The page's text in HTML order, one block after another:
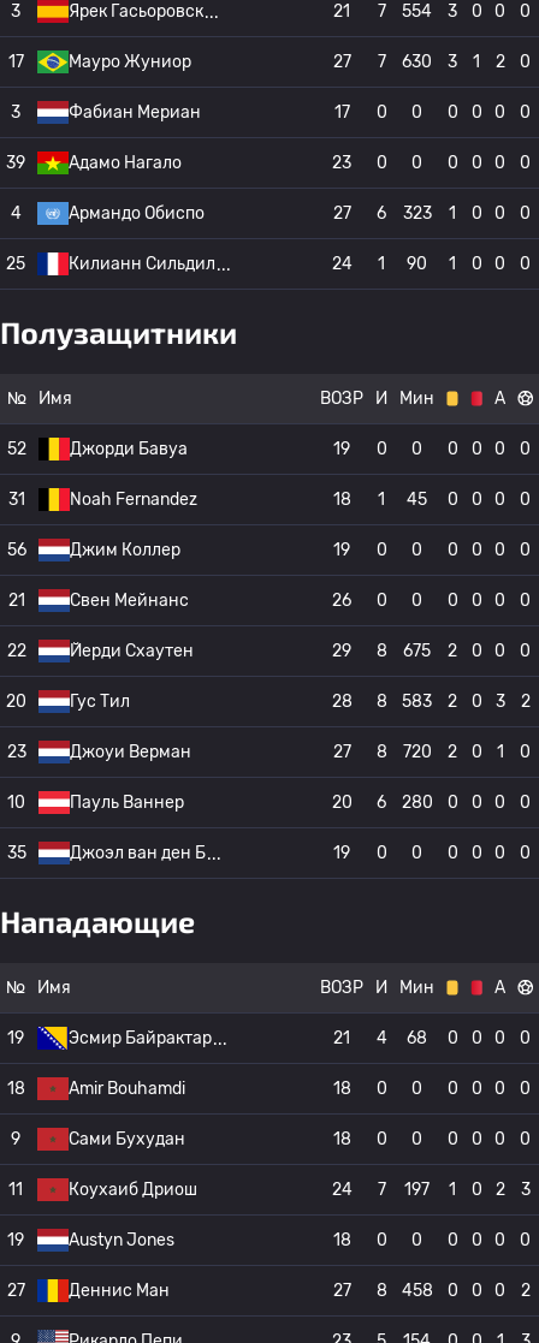
3 Ярек Гасьоровск 21 7 554 3 0 0 0
17 Мауро Жуниор 27 7 630 3 1 2 0
3 Фабиан Мериан 17 0 0 0 0 0 0
39 Адамо Нагало 23 0 0 0 0 0 0
4 Армандо Обиспо 27 6 323 1 0 0 0
25 Килианн Сильдил 24 1 90 1 0 0 0
Полузащитники
№ Имя ВОЗР И Мин А
52 Джорди Бавуа 19 0 0 0 0 0 0
31 Noah Fernandez 18 1 45 0 0 0 0
56 Джим Коллер 19 0 0 0 0 0 0
21 Свен Мейнанс 26 0 0 0 0 0 0
22 Йерди Схаутен 29 8 675 2 0 0 0
20 Гус Тил 28 8 583 2 0 3 2
23 Джоуи Верман 27 8 720 2 0 1 0
10 Пауль Ваннер 20 6 280 0 0 0 0
35 Джоэл ван ден Б 19 0 0 0 0 0 0
Нападающие
№ Имя ВОЗР И Мин А
19 Эсмир Байрактар 21 4 68 0 0 0 0
18 Amir Bouhamdi 18 0 0 0 0 0 0
9 Сами Бухудан 18 0 0 0 0 0 0
11 Коухаиб Дриош 24 7 197 1 0 2 3
19 Austyn Jones 18 0 0 0 0 0 0
27 Деннис Ман 27 8 458 0 0 0 2